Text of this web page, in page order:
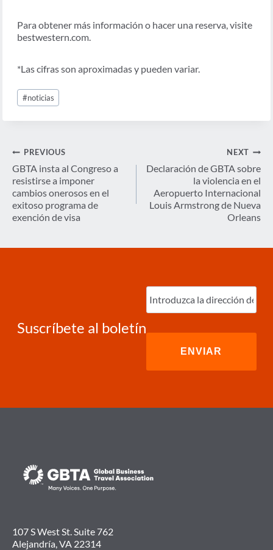
Para obtener más información o hacer una reserva, visite
bestwestern.com.
*Las cifras son aproximadas y pueden variar.
Post
Tags:
#noticias
Navegación
de
entradas
PREVIOUS
GBTA insta al Congreso a
resistirse a imponer
cambios onerosos en el
exitoso programa de
exención de visa
NEXT
Declaración de GBTA sobre
la violencia en el
Aeropuerto Internacional
Louis Armstrong de Nueva
Orleans
Suscríbete al boletín
Ingrese
correo
electrónico
107 S West St. Suite 762
Alejandría, VA 22314